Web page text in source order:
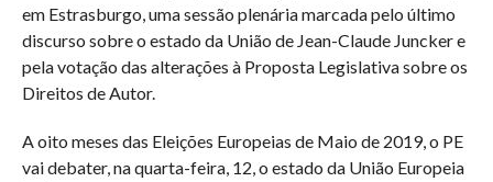
em Estrasburgo, uma sessão plenária marcada pelo último
discurso sobre o estado da União de Jean-Claude Juncker e
pela votação das alterações à Proposta Legislativa sobre os
Direitos de Autor.
A oito meses das Eleições Europeias de Maio de 2019, o PE
vai debater, na quarta-feira, 12, o estado da União Europeia